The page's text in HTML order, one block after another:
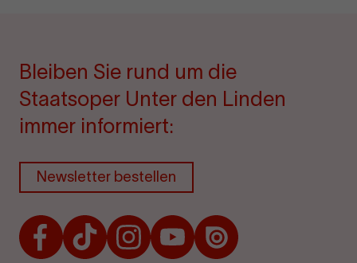
Bleiben Sie rund um die
Staatsoper Unter den Linden
immer informiert:
Newsletter bestellen
FacebookTikTokInstagramYoutubeIssuu